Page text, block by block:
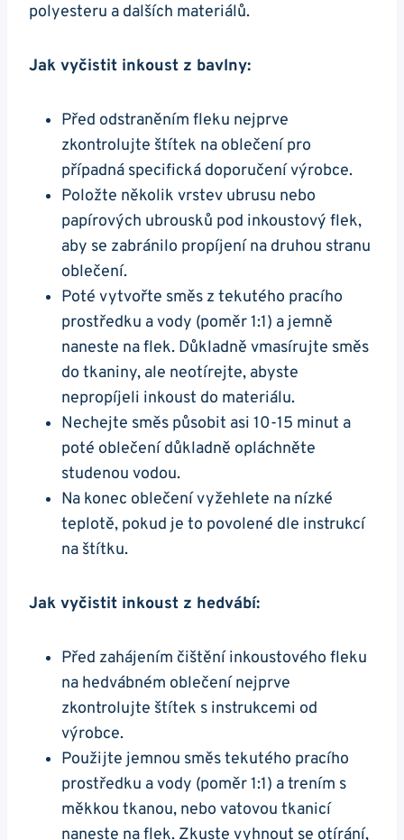
polyesteru a dalších materiálů.
Jak vyčistit inkoust z bavlny:
Před odstraněním fleku nejprve
zkontrolujte štítek na oblečení pro
případná specifická doporučení výrobce.
Položte několik vrstev ubrusu nebo
papírových ubrousků pod inkoustový flek,
aby se zabránilo propíjení na druhou stranu
oblečení.
Poté vytvořte směs z tekutého pracího
prostředku a vody (poměr 1:1) a jemně
naneste na flek. Důkladně vmasírujte směs
do tkaniny, ale neotírejte, abyste
nepropíjeli inkoust do materiálu.
Nechejte směs působit asi 10-15 minut a
poté oblečení důkladně opláchněte
studenou vodou.
Na konec oblečení vyžehlete na nízké
teplotě, pokud je to povolené dle instrukcí
na štítku.
Jak vyčistit inkoust z hedvábí:
Před zahájením čištění inkoustového fleku
na hedvábném oblečení nejprve
zkontrolujte štítek s instrukcemi od
výrobce.
Použijte jemnou směs tekutého pracího
prostředku a vody (poměr 1:1) a trením s
měkkou tkanou, nebo vatovou tkanicí
naneste na flek. Zkuste vyhnout se otírání,